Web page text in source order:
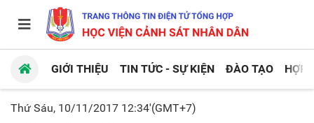
GIỚI THIỆU TIN TỨC - SỰ KIỆN ĐÀO TẠO HỢP
Thứ Sáu, 10/11/2017 12:34'(GMT+7)